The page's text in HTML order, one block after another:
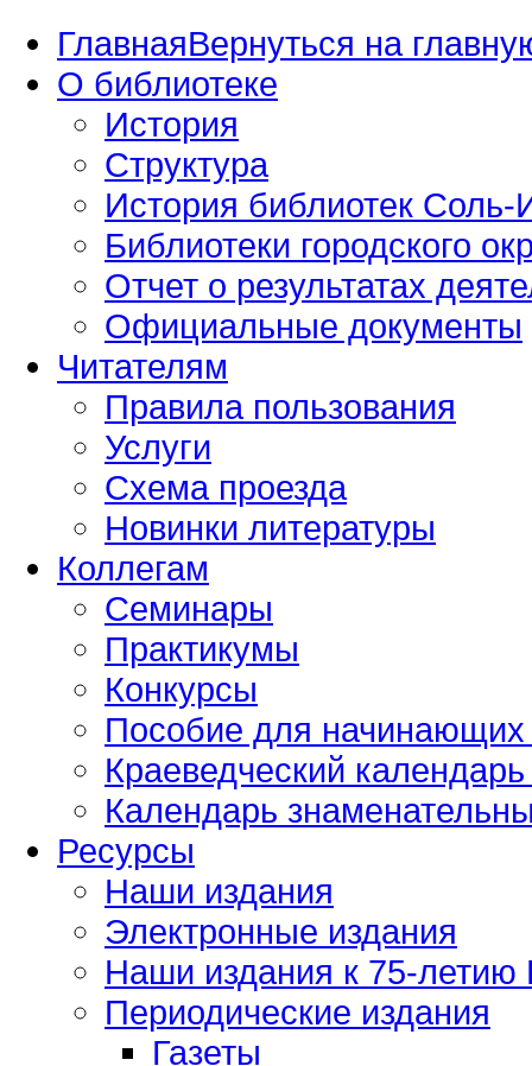
ГлавнаяВернуться на
О библиотеке
История
Структура
История библиотек Соль-
Библиотеки городского
Отчет о результатах
Официальные документы
Читателям
Правила пользования
Услуги
Схема проезда
Новинки литературы
Коллегам
Семинары
Практикумы
Конкурсы
Пособие для начинающих
Краеведческий
Календарь
Ресурсы
Наши издания
Электронные издания
Наши издания к 75-
Периодические издания
Газеты